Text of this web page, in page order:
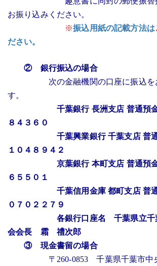
お振り込みください。
※振込用紙の記載方法は
ださい。
② 銀行振込の場合
次の金融機関の口座に振込をお
す。
千葉銀行 長洲支店 普通預
８４３６０
千葉興業銀行 千葉支店 普
１０４８９４２
京葉銀行 本町支店 普通預
６５５０１
千葉信用金庫 都町支店 普
０７０２２７９
各銀行口座名 千葉県立千
会会長 霜 禮次郎
③ 現金書留の場合
〒260-0853 千葉県千葉市中央